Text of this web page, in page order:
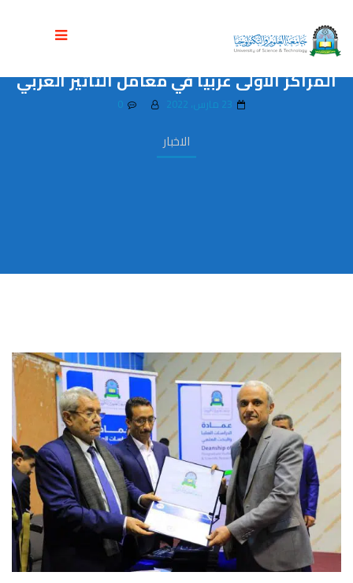
الاخبار
وزير التعليم العالي يكرم جامعة العلوم
والتكنولوجيا لحصول مجلاتها العلمية على
المراكز الأولى عربياً في معامل التأثير العربي
0